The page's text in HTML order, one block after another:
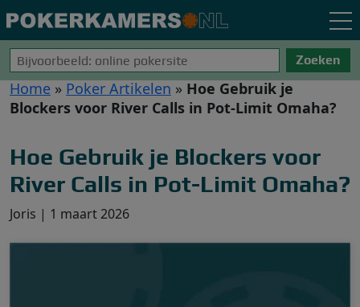
Zoeken
Home » Poker Artikelen » Hoe Gebruik je
Blockers voor River Calls in Pot-Limit Omaha?
Hoe Gebruik je Blockers voor
River Calls in Pot-Limit Omaha?
Joris | 1 maart 2026